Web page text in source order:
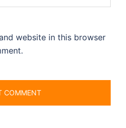
website in this browser